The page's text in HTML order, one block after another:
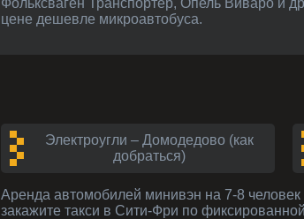
цене дешевле микроавтобуса.
Электроугли – Домодедово (как
добраться)
Аренда автомобилей минивэн на 7-8 человек
закажите такси в Сити-Фри по